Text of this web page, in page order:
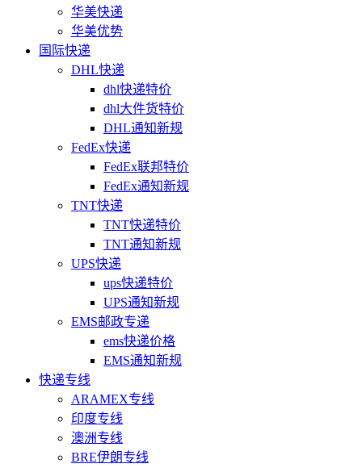
华美快递
华美优势
国际快递
DHL快递
dhl快递特价
dhl大件货特价
DHL通知新规
FedEx快递
FedEx联邦特价
FedEx通知新规
TNT快递
TNT快递特价
TNT通知新规
UPS快递
ups快递特价
UPS通知新规
EMS邮政专递
ems快递价格
EMS通知新规
快递专线
ARAMEX专线
印度专线
澳洲专线
BRE伊朗专线